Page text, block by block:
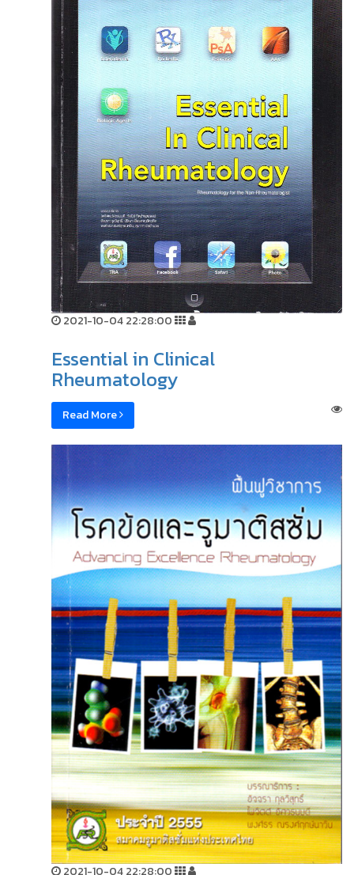
2021-10-04 22:28:00
Essential in Clinical
Rheumatology
Read More
2021-10-04 22:28:00